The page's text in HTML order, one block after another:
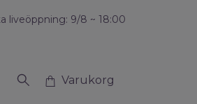
liveöppning: 9/8 ~ 18:00
Varukorg